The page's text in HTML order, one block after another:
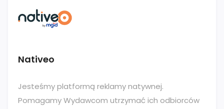
Nativeo
Jesteśmy platformą reklamy natywnej.
Pomagamy Wydawcom utrzymać ich odbiorców